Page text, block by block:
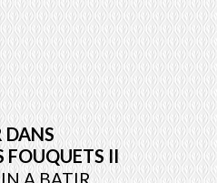
DANS
FOUQUETS II
A BATIR